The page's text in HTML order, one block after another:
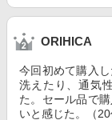
ORIHICA
今回初めて購入
洗えたり、通気
た。セール品で
いと感じた。（20